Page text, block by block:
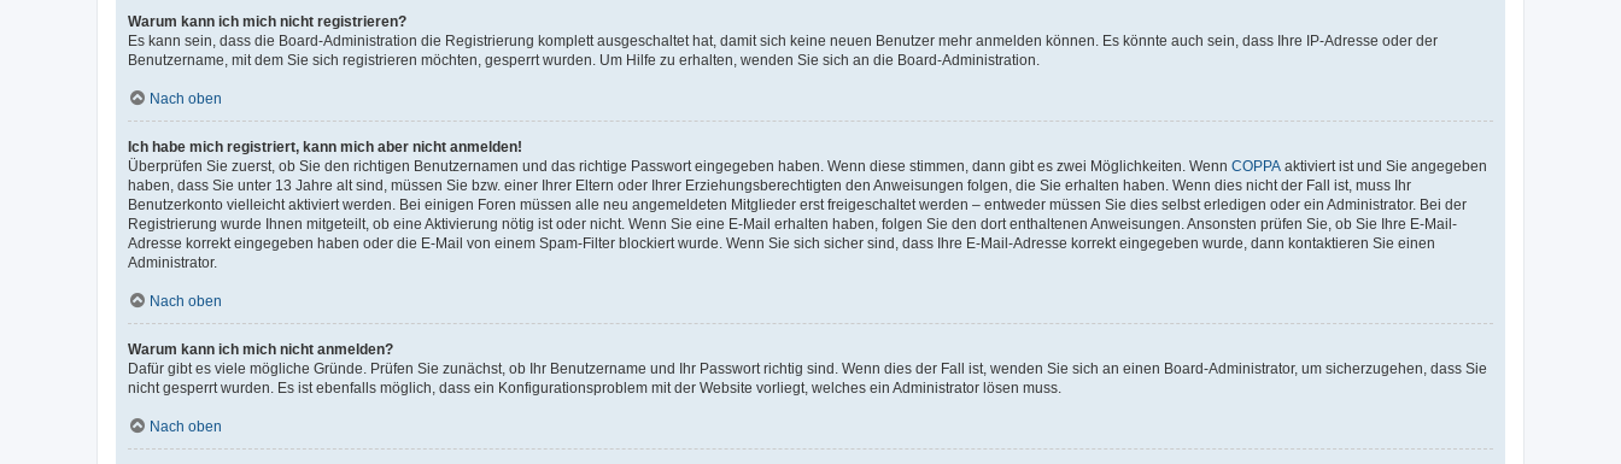
Warum kann ich mich nicht registrieren?
Es kann sein, dass die Board-Administration die Registrierung komplett ausgeschaltet hat, damit sich keine neuen Benutzer mehr anmelden können. Es könnte auch sein, dass Ihre IP-Adresse oder der
Benutzername, mit dem Sie sich registrieren möchten, gesperrt wurden. Um Hilfe zu erhalten, wenden Sie sich an die Board-Administration.
Nach oben
Ich habe mich registriert, kann mich aber nicht anmelden!
Überprüfen Sie zuerst, ob Sie den richtigen Benutzernamen und das richtige Passwort eingegeben haben. Wenn diese stimmen, dann gibt es zwei Möglichkeiten. Wenn COPPA aktiviert ist und Sie angegeben
haben, dass Sie unter 13 Jahre alt sind, müssen Sie bzw. einer Ihrer Eltern oder Ihrer Erziehungsberechtigten den Anweisungen folgen, die Sie erhalten haben. Wenn dies nicht der Fall ist, muss Ihr
Benutzerkonto vielleicht aktiviert werden. Bei einigen Foren müssen alle neu angemeldeten Mitglieder erst freigeschaltet werden – entweder müssen Sie dies selbst erledigen oder ein Administrator. Bei der
Registrierung wurde Ihnen mitgeteilt, ob eine Aktivierung nötig ist oder nicht. Wenn Sie eine E-Mail erhalten haben, folgen Sie den dort enthaltenen Anweisungen. Ansonsten prüfen Sie, ob Sie Ihre E-Mail-
Adresse korrekt eingegeben haben oder die E-Mail von einem Spam-Filter blockiert wurde. Wenn Sie sich sicher sind, dass Ihre E-Mail-Adresse korrekt eingegeben wurde, dann kontaktieren Sie einen
Administrator.
Nach oben
Warum kann ich mich nicht anmelden?
Dafür gibt es viele mögliche Gründe. Prüfen Sie zunächst, ob Ihr Benutzername und Ihr Passwort richtig sind. Wenn dies der Fall ist, wenden Sie sich an einen Board-Administrator, um sicherzugehen, dass Sie
nicht gesperrt wurden. Es ist ebenfalls möglich, dass ein Konfigurationsproblem mit der Website vorliegt, welches ein Administrator lösen muss.
Nach oben